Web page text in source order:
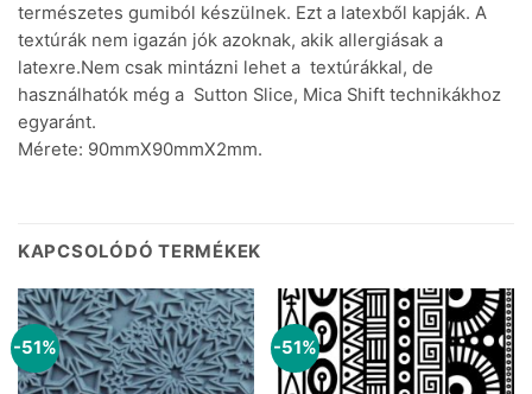
természetes gumiból készülnek. Ezt a latexből kapják. A
textúrák nem igazán jók azoknak, akik allergiásak a
latexre.Nem csak mintázni lehet a textúrákkal, de
használhatók még a Sutton Slice, Mica Shift technikákhoz
egyaránt.
Mérete: 90mmX90mmX2mm.
KAPCSOLÓDÓ TERMÉKEK
-51% -51%